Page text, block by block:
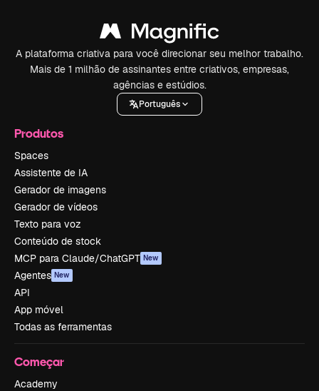
A plataforma criativa para você direcionar seu melhor trabalho.
Mais de 1 milhão de assinantes entre criativos, empresas,
agências e estúdios.
Português
Produtos
Spaces
Assistente de IA
Gerador de imagens
Gerador de vídeos
Texto para voz
Conteúdo de stock
MCP para Claude/ChatGPT New
Agentes New
API
App móvel
Todas as ferramentas
Começar
Academy